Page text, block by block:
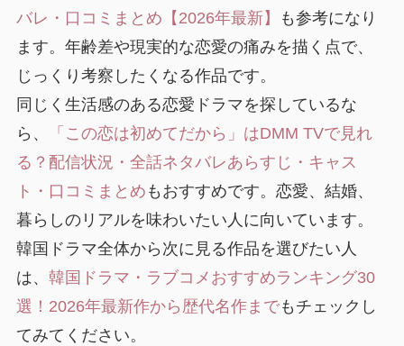
バレ・口コミまとめ【2026年最新】
も参考になり
ます。年齢差や現実的な恋愛の痛みを描く点で、
じっくり考察したくなる作品です。
同じく生活感のある恋愛ドラマを探しているな
ら、
「この恋は初めてだから」はDMM TVで見れ
る？配信状況・全話ネタバレあらすじ・キャス
ト・口コミまとめ もおすすめです。恋愛、結婚、
暮らしのリアルを味わいたい人に向いています。
韓国ドラマ全体から次に見る作品を選びたい人
は、 韓国ドラマ・ラブコメおすすめランキング30
選！2026年最新作から歴代名作までもチェックし
てみてください。